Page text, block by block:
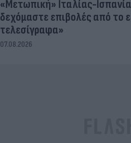
«Μετωπική» Ιταλίας-
δεχόμαστε επιβολές από το
τελεσίγραφα»
07.08.2026